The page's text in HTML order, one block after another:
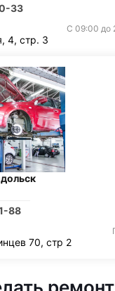
33
С 09:00 до
4, стр. 3
88
70, стр 2